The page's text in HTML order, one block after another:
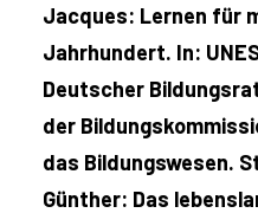
Jacques: Lernen für
Jahrhundert. In:
Deutscher
der
das Bildungswesen.
Günther: Das